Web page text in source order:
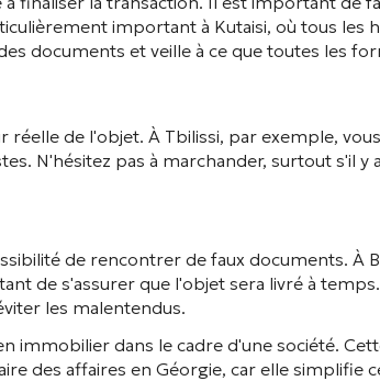
important à Kutaisi, où tous les
documents et veille à ce que toutes les
réelle de l'objet. À Tbilissi, par exemple,
N'hésitez pas à marchander, surtout s'il y
de rencontrer de faux documents. À
de s'assurer que l'objet sera livré à temps.
les malentendus.
immobilier dans le cadre d'une société.
des affaires en Géorgie, car elle simplifie